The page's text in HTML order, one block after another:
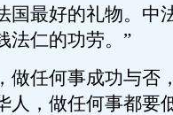
国最好的礼物。中
法仁的功劳。”
任何事成功与否
人，做任何事都要